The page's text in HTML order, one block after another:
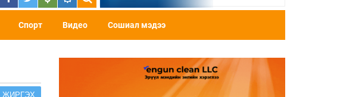
Спорт Видео Сошиал мэдээ
ЖИРГЭХ